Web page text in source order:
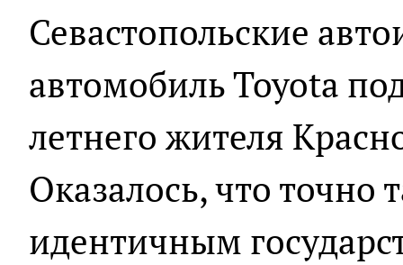
Севастопольские
автомобиль Toyota
летнего жителя
Оказалось, что точно
идентичным